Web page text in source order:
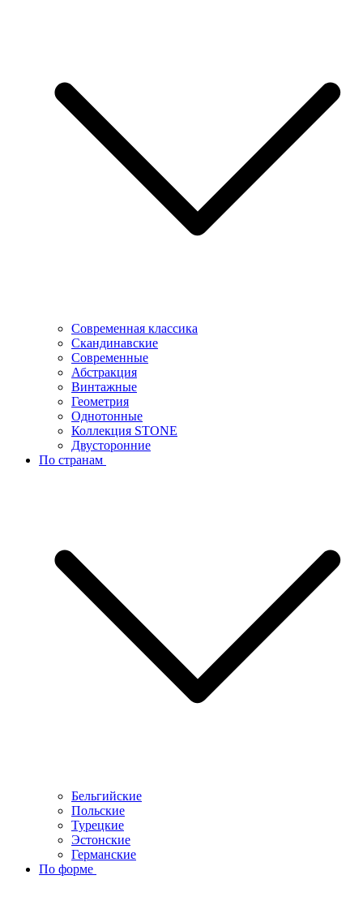
Современная классика
Скандинавские
Современные
Абстракция
Винтажные
Геометрия
Однотонные
Коллекция STONE
Двусторонние
По странам
Бельгийские
Польские
Турецкие
Эстонские
Германские
По форме